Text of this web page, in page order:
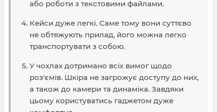
або роботи з текстовими файлами.
Кейси дуже легкі. Саме тому вони суттєво
не обтяжують прилад, його можна легко
транспортувати з собою.
У чохлах дотримано всіх вимог щодо
роз'ємів. Шкіра не загрожує доступу до них,
а також до камери та динаміка. Завдяки
цьому користуватись гаджетом дуже